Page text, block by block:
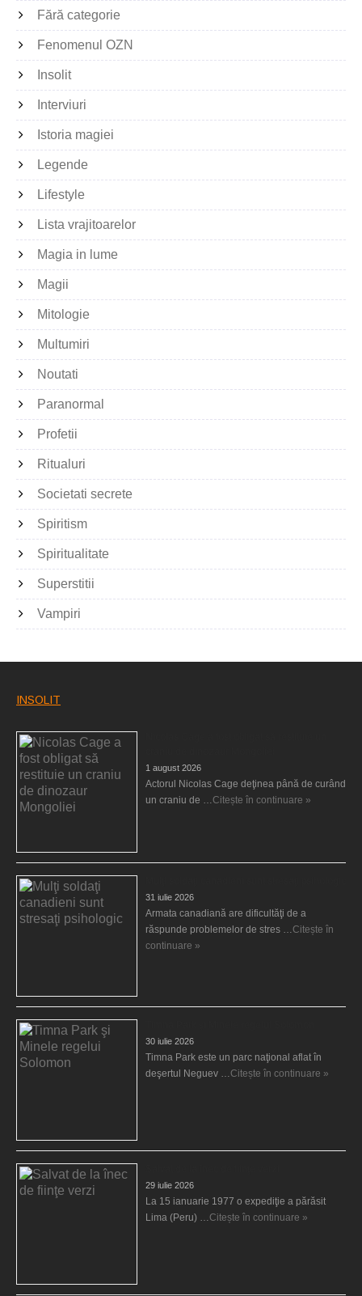
Fără categorie
Fenomenul OZN
Insolit
Interviuri
Istoria magiei
Legende
Lifestyle
Lista vrajitoarelor
Magia in lume
Magii
Mitologie
Multumiri
Noutati
Paranormal
Profetii
Ritualuri
Societati secrete
Spiritism
Spiritualitate
Superstitii
Vampiri
INSOLIT
1 august 2026
Actorul Nicolas Cage deţinea până de curând
un craniu de … Citește în continuare »
31 iulie 2026
Armata canadiană are dificultăţi de a
răspunde problemelor de stres … Citește în
continuare »
30 iulie 2026
Timna Park este un parc naţional aflat în
deşertul Neguev … Citește în continuare »
29 iulie 2026
La 15 ianuarie 1977 o expediţie a părăsit
Lima (Peru) … Citește în continuare »